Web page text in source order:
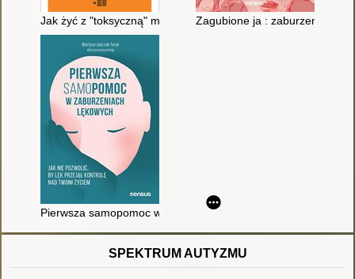
Jak żyć z "toksyczną" matką Zagubione ja : zaburzenia
Pierwsza samopomoc w zaburzeniach lękowych : jak nie
SPEKTRUM AUTYZMU